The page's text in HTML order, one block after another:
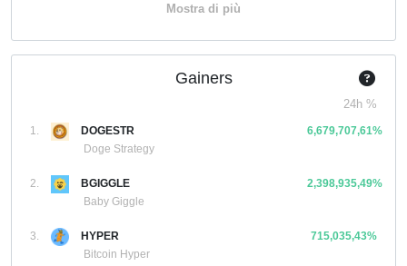
Mostra di più
Gainers
24h %
1.
DOGESTR
Doge Strategy
6,679,707,61%
2.
BGIGGLE
Baby Giggle
2,398,935,49%
3.
HYPER
Bitcoin Hyper
715,035,43%